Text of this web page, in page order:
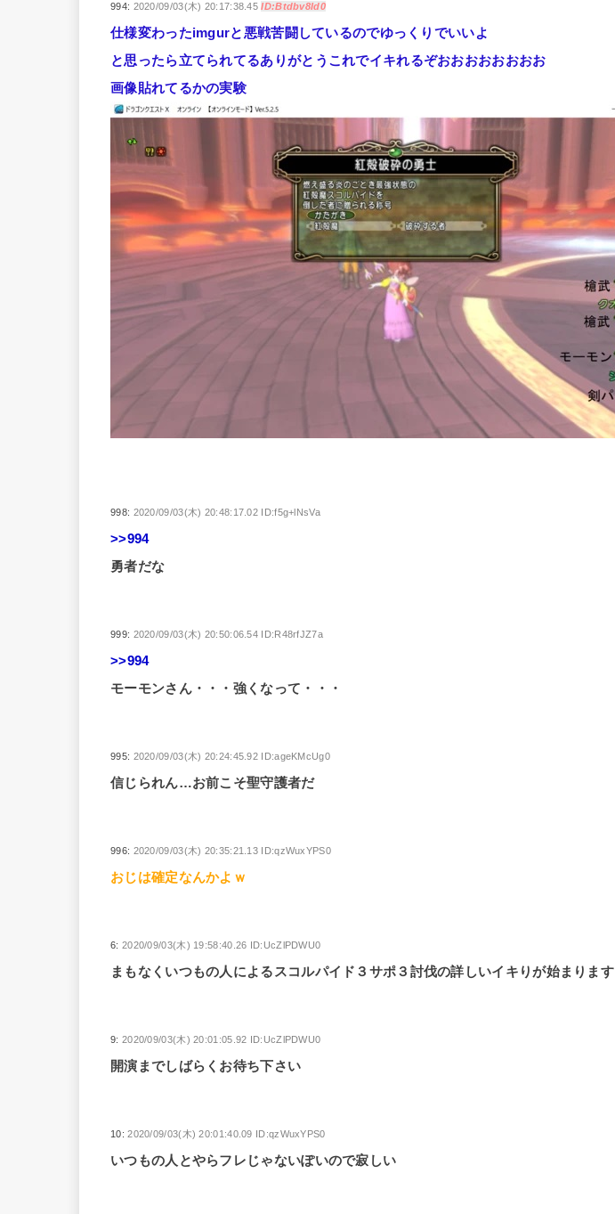
994: 2020/09/03(木) 20:17:38.45ID:Btdbv8Id0
仕様変わったimgurと悪戦苦闘しているのでゆっくりでいいよ
と思ったら立てられてるありがとうこれでイキれるぞおおおおおおおお
画像貼れてるかの実験
998: 2020/09/03(木) 20:48:17.02 ID:f5g+lNsVa
>>994
勇者だな
999: 2020/09/03(木) 20:50:06.54 ID:R48rfJZ7a
>>994
モーモンさん・・・強くなって・・・
995: 2020/09/03(木) 20:24:45.92 ID:ageKMcUg0
信じられん…お前こそ聖守護者だ
996: 2020/09/03(木) 20:35:21.13 ID:qzWuxYPS0
おじは確定なんかよｗ
6: 2020/09/03(木) 19:58:40.26 ID:UcZlPDWU0
まもなくいつもの人によるスコルパイド３サポ３討伐の詳しいイキりが始まります
9: 2020/09/03(木) 20:01:05.92 ID:UcZlPDWU0
開演までしばらくお待ち下さい
10:2020/09/03(木) 20:01:40.09 ID:qzWuxYPS0
いつもの人とやらフレじゃないぽいので寂しい